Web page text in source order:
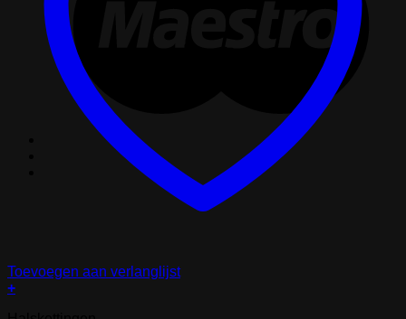
Toevoegen aan verlanglijst
+